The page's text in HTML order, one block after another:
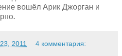
вошёл Арик Джорган и
2011 4 комментария: